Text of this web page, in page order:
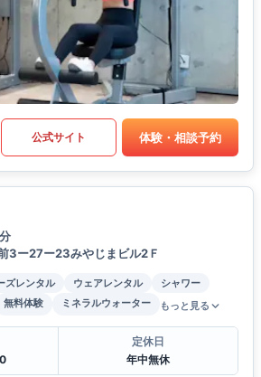
公式サイト 体験・相談予約
3ー27ー23みやじまビル2Ｆ
ズレンタル ウェアレンタル
シャワー
無料体験 ミネラルウォーター もっと見る
定休日
年中無休